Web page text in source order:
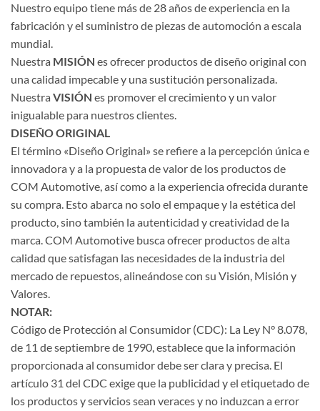
Nuestro equipo tiene más de 28 años de experiencia en la
fabricación y el suministro de piezas de automoción a escala
mundial.
Nuestra MISIÓN es ofrecer productos de diseño original con
una calidad impecable y una sustitución personalizada.
Nuestra VISIÓN es promover el crecimiento y un valor
inigualable para nuestros clientes.
DISEÑO ORIGINAL
El término «Diseño Original» se refiere a la percepción única e
innovadora y a la propuesta de valor de los productos de
COM Automotive, así como a la experiencia ofrecida durante
su compra. Esto abarca no solo el empaque y la estética del
producto, sino también la autenticidad y creatividad de la
marca. COM Automotive busca ofrecer productos de alta
calidad que satisfagan las necesidades de la industria del
mercado de repuestos, alineándose con su Visión, Misión y
Valores.
NOTAR:
Código de Protección al Consumidor (CDC): La Ley N° 8.078,
de 11 de septiembre de 1990, establece que la información
proporcionada al consumidor debe ser clara y precisa. El
artículo 31 del CDC exige que la publicidad y el etiquetado de
los productos y servicios sean veraces y no induzcan a error